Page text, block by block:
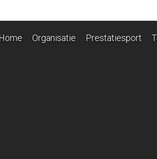
Home Organisatie Prestatiesport